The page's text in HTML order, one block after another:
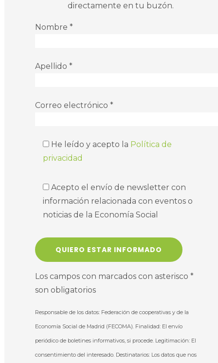
directamente en tu buzón.
Nombre *
Apellido *
Correo electrónico *
He leído y acepto la Política de
privacidad
Acepto el envío de newsletter con
información relacionada con eventos o
noticias de la Economía Social
Los campos con marcados con asterisco *
son obligatorios
Responsable de los datos: Federación de cooperativas y de la
Economía Social de Madrid (FECOMA). Finalidad: El envío
periódico de boletines informativos, si procede. Legitimación: El
consentimiento del interesado. Destinatarios: Los datos que nos